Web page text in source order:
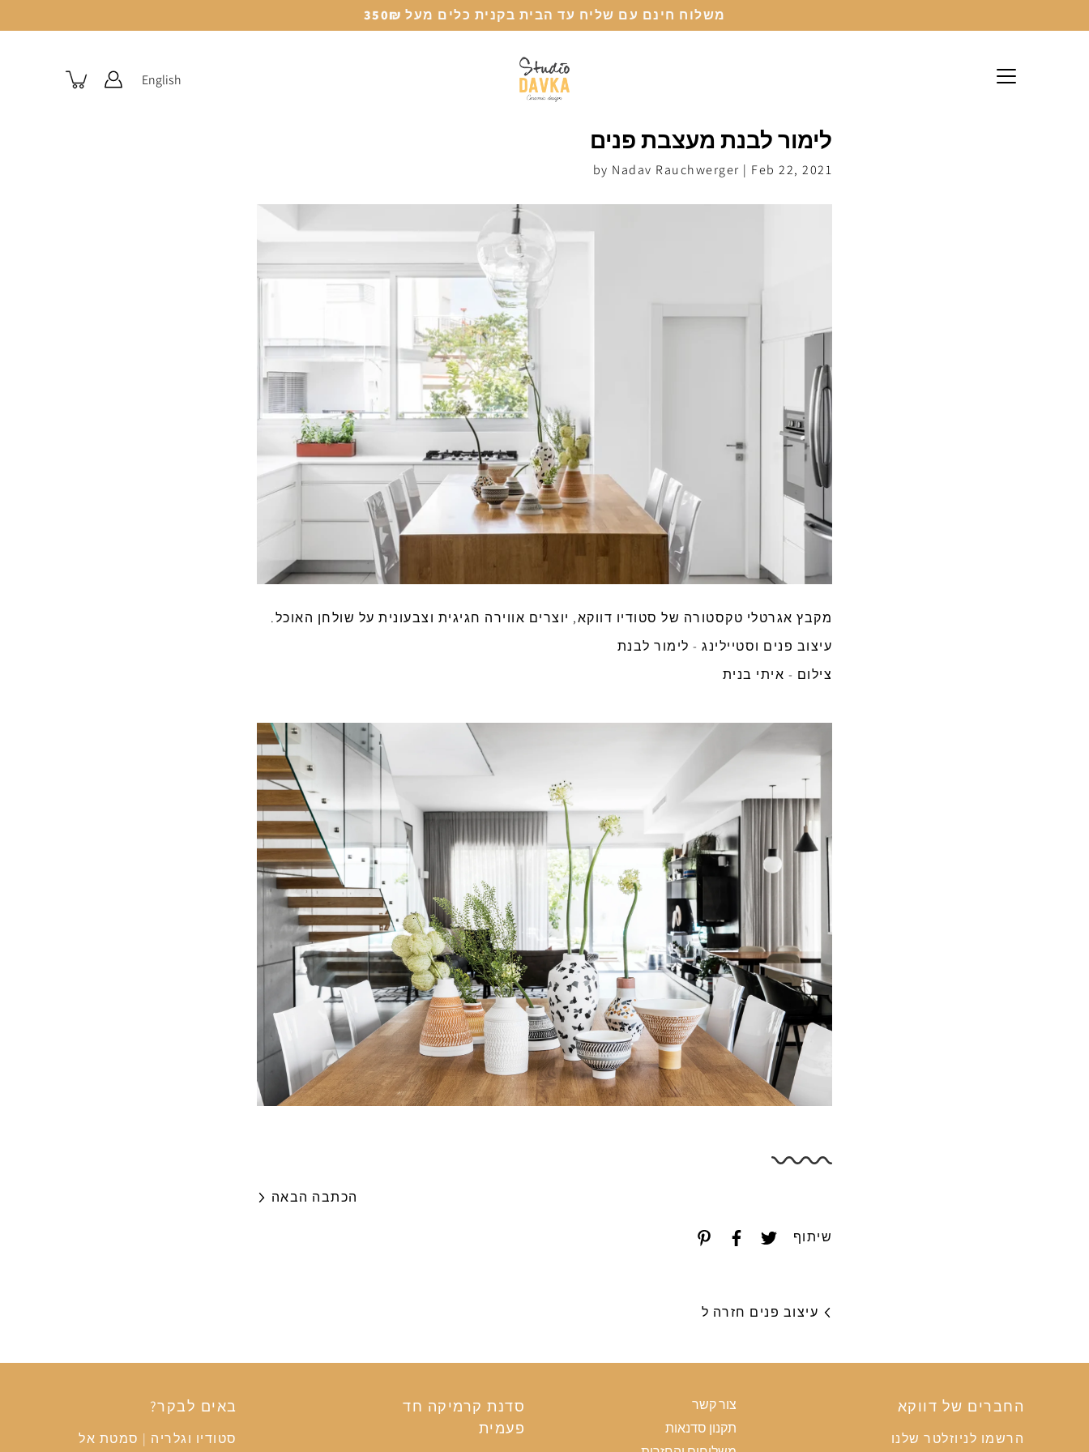
משלוח חינם עם שליח עד הבית בקנית כלים מעל 350₪
English
לימור לבנת מעצבת פנים
by Nadav Rauchwerger | Feb 22, 2021
מקבץ אגרטלי טקסטורה של סטודיו דווקא, יוצרים אווירה חגיגית וצבעונית על שולחן האוכל.
עיצוב פנים וסטיילינג - לימור לבנת
צילום - איתי בנית
הכתבה הבאה
שיתוף
עיצוב פנים חזרה ל
החברים של דווקא
הרשמו לניוזלטר שלנו
צור קשר
תקנון סדנאות
סדנת קרמיקה חד
פעמית
באים לבקר?
סטודיו וגלריה | סמטת אל